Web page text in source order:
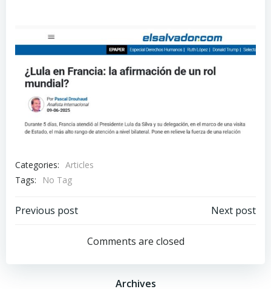
Categories: Articles
Tags:
No Tag
Post
navigation
Previous post
navigation
Next post
Comments are closed
Archives